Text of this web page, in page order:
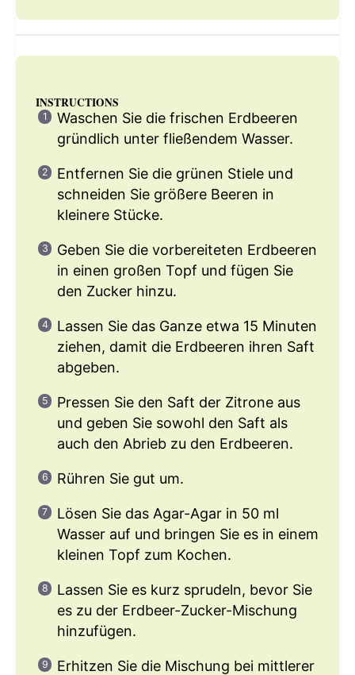
INSTRUCTIONS
Waschen Sie die frischen Erdbeeren
gründlich unter fließendem Wasser.
Entfernen Sie die grünen Stiele und
schneiden Sie größere Beeren in
kleinere Stücke.
Geben Sie die vorbereiteten Erdbeeren
in einen großen Topf und fügen Sie
den Zucker hinzu.
Lassen Sie das Ganze etwa 15 Minuten
ziehen, damit die Erdbeeren ihren Saft
abgeben.
Pressen Sie den Saft der Zitrone aus
und geben Sie sowohl den Saft als
auch den Abrieb zu den Erdbeeren.
Rühren Sie gut um.
Lösen Sie das Agar-Agar in 50 ml
Wasser auf und bringen Sie es in einem
kleinen Topf zum Kochen.
Lassen Sie es kurz sprudeln, bevor Sie
es zu der Erdbeer-Zucker-Mischung
hinzufügen.
Erhitzen Sie die Mischung bei mittlerer